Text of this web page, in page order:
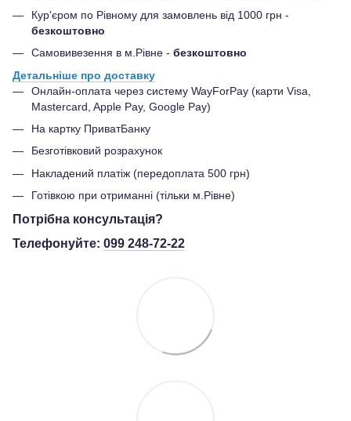
Кур'єром по Рівному для замовлень від 1000 грн -
безкоштовно
Самовивезення в м.Рівне - безкоштовно
Детальніше про доставку
Онлайн-оплата через систему WayForPay (карти Visa,
Mastercard, Apple Pay, Google Pay)
На картку ПриватБанку
Безготівковий розрахунок
Накладений платіж (передоплата 500 грн)
Готівкою при отриманні (тільки м.Рівне)
Потрібна консультація?
Телефонуйте: 099 248-72-22